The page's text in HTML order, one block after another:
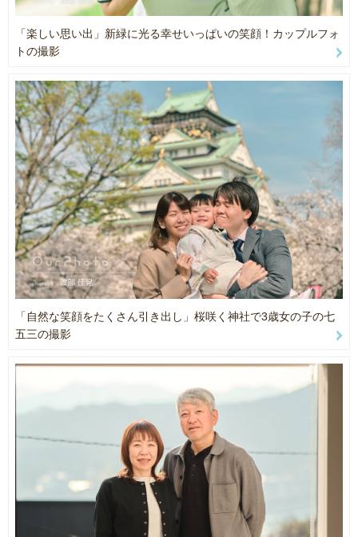
カメラマンの存在を忘れて
楽しんでいる姿・遊んでいる時間・おしゃべりしてるひととき。
そんな自然な瞬間を残すことが大好きです。
子どもへの想い
お祝いごとの撮影では子どもたちがのびのび過ごせる時間を大切に
しています。
制服や着物が汚れてしまうこともあるかもしれません。
親としてはつい気になってしまう場面もあると思います。
それでも思いきり遊んでもらってむしろ一緒に遊んであげて！
その子らしい”最高に楽しい1日”を写真に残してあげましょう
ニューボーン撮影について
僕のニューボーン撮影は何気ない日常の一コマを撮影させて頂きま
す。
赤ちゃんにミルクをあげているところ、寝かしつけているところ
お母さんお父さんが赤ちゃんの寝顔を眺めているところ。
毎日していることかもしれませんがその光景を写真に残すのは難し
いと思います。
だからこそ僕が残したいのはそんな毎日の何気ない日常です。
赤ちゃんの成長は本当に早いです。今しかない姿を写真に残しまし
ーーーーーーーーーーーーーーーーーーーーーーーーーーーー
スケジュールはリアルタイムで正確に反映されていない場合があり
ます。
他のお客様のご予約状況により移動時間の都合でお伺いできない場
◆使用機材
カメラ
FUJIFILM X-T4
レンズ
FUJIFILM XF90mm f2 R LM WR
FUJIFILM XF56mm F1.2 R
FUJIFILM XF33mm f1.4 LM WR
FUJIFILM XF10-24 f4 R OIS WR
TAMRON 17-70mm F/2.8 Di III-A VC RXD
お写真は全てレタッチをしてからのお渡しになります！
一緒に楽しい撮影にしましょうね📸
「楽しい思い出」新緑に光る幸せいっぱいの笑顔！カップルフォ
トの撮影
「自然な笑顔をたくさん引き出し」桜咲く神社で3歳女の子の七
五三の撮影